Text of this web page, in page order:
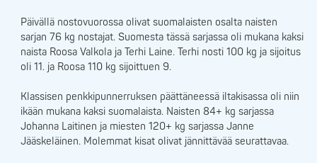
Päivällä nostovuorossa olivat suomalaisten osalta naisten
sarjan 76 kg nostajat. Suomesta tässä sarjassa oli mukana kaksi
naista Roosa Valkola ja Terhi Laine. Terhi nosti 100 kg ja sijoitus
oli 11. ja Roosa 110 kg sijoittuen 9.
Klassisen penkkipunnerruksen päättäneessä iltakisassa oli niin
ikään mukana kaksi suomalaista. Naisten 84+ kg sarjassa
Johanna Laitinen ja miesten 120+ kg sarjassa Janne
Jääskeläinen. Molemmat kisat olivat jännittävää seurattavaa.